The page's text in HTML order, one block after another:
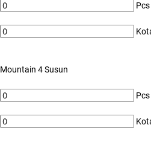
Pcs
Mountain 4 Susun
Pcs